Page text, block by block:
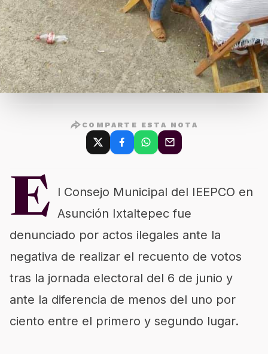
COMPARTE ESTA NOTA
E
l Consejo Municipal del IEEPCO en
Asunción Ixtaltepec fue
denunciado por actos ilegales ante la
negativa de realizar el recuento de votos
tras la jornada electoral del 6 de junio y
ante la diferencia de menos del uno por
ciento entre el primero y segundo lugar.